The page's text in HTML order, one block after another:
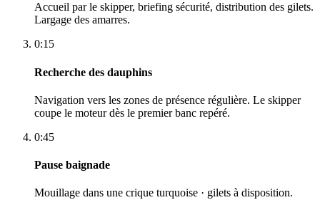
Accueil par le skipper, briefing sécurité, distribution des gilets.
Largage des amarres.
0:15
Recherche des dauphins
Navigation vers les zones de présence régulière. Le skipper
coupe le moteur dès le premier banc repéré.
0:45
Pause baignade
Mouillage dans une crique turquoise · gilets à disposition.